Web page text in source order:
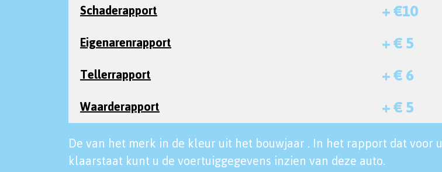
Schaderapport + €10
Eigenarenrapport + € 5
Tellerrapport + € 6
Waarderapport + € 5
De van het merk in de kleur uit het bouwjaar . In het rapport dat voor u
klaarstaat kunt u de voertuiggegevens inzien van deze auto.